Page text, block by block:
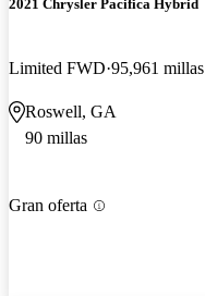
2021 Chrysler Pacifica Hybrid
Limited FWD 95,961 millas
Roswell, GA
90 millas
Gran oferta